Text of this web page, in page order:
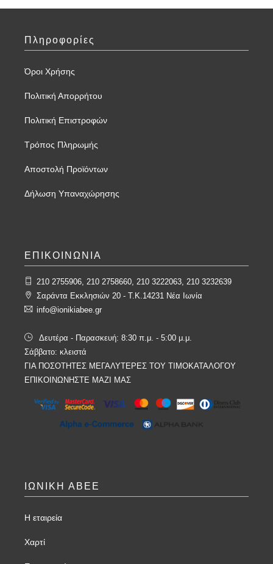
Πληροφορίες
Όροι Χρήσης
Πολιτική Απορρήτου
Πολιτική Επιστροφών
Τρόπος Πληρωμής
Αποστολή Προϊόντων
Δήλωση Υπαναχώρησης
ΕΠΙΚΟΙΝΩΝΙΑ
210 2755906, 210 2758660, 210 3222063, 210 3232639
Σαράντα Εκκλησιών 20 - T.K.14231 Νέα Ιωνία
info@ionikiabee.gr
Δευτέρα - Παρασκευή: 8:30 π.μ. - 5:00 μ.μ.
Σάββατο: κλειστά
ΓΙΑ ΠΟΣΟΤΗΤΕΣ ΜΕΓΑΛΥΤΕΡΕΣ ΤΟΥ ΤΙΜΟΚΑΤΑΛΟΓΟΥ
ΕΠΙΚΟΙΝΩΝΗΣΤΕ ΜΑΖΙ ΜΑΣ
ΙΩΝΙΚΗ ΑΒΕΕ
Η εταιρεία
Χαρτί